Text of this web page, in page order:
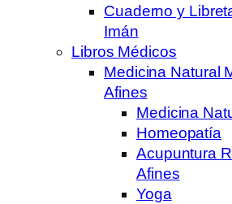
Cuaderno y
Imán
Libros Médicos
Medicina Natural
Afines
Medicina
Homeopatía
Acupuntura
Afines
Yoga